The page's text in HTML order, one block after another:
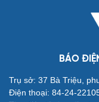
Bê bối thi THPT
Bộ Công an đề